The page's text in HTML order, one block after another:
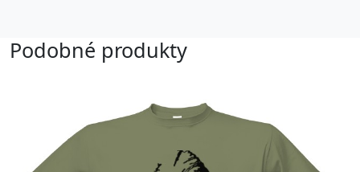
Podobné produkty
Přizpůsobitelný motiv